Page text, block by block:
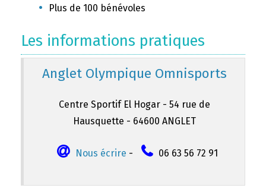
Plus de 100 bénévoles
Les informations pratiques
Anglet Olympique Omnisports
Centre Sportif El Hogar - 54 rue de
Hausquette - 64600 ANGLET
Nous écrire - 06 63 56 72 91